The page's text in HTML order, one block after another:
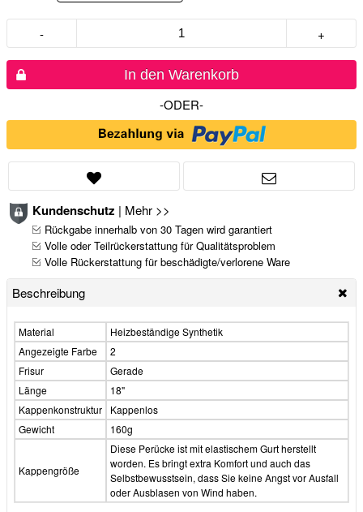
- +
In den Warenkorb
-ODER-
Kundenschutz | Mehr >>
Rückgabe innerhalb von 30 Tagen wird garantiert
Volle oder Teilrückerstattung für Qualitätsproblem
Volle Rückerstattung für beschädigte/verlorene Ware
Beschreibung
Material
Heizbeständige Synthetik
Angezeigte Farbe
2
Frisur
Gerade
Länge
18"
Kappenkonstruktur
Kappenlos
Gewicht
160g
Kappengröße
Diese Perücke ist mit elastischem Gurt herstellt
worden. Es bringt extra Komfort und auch das
Selbstbewusstsein, dass Sie keine Angst vor Ausfall
oder Ausblasen von Wind haben.